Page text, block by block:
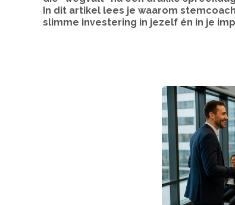
In dit artikel lees je waarom
slimme investering in jezelf én in je